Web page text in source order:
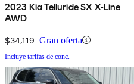
2023 Kia Telluride SX X-Line
AWD
$34,119 Gran oferta
Incluye tarifas de conc.